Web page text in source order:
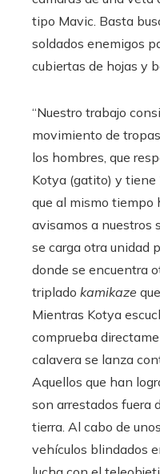
tipo Mavic. Basta
soldados enemigos
cubiertas de hojas y
“Nuestro trabajo
movimiento de
los hombres, que
Kotya (gatito) y tiene
que al mismo tiempo
avisamos a nuestros
se carga otra unidad
donde se encuentra
triplado kamikaze
Mientras Kotya
comprueba
calavera se lanza
Aquellos que han
son arrestados fuera
tierra. Al cabo de
vehículos blindados